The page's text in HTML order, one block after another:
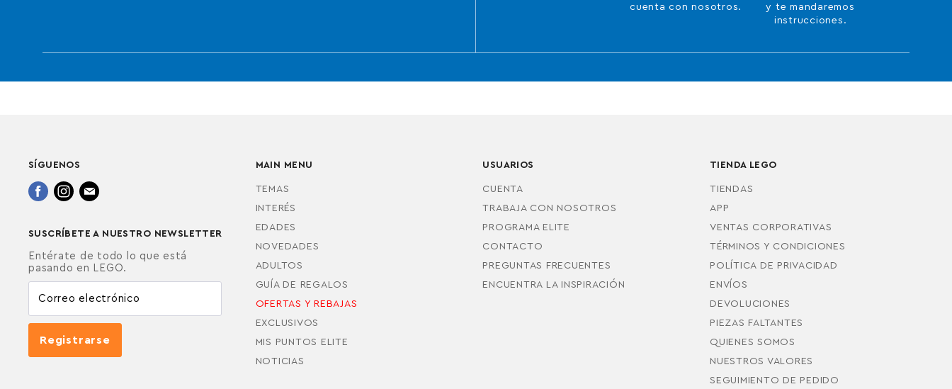
cuenta con nosotros.
y te mandaremos
instrucciones.
SÍGUENOS
Encuéntrenos
Encuéntrenos
Encuéntrenos
SUSCRÍBETE A NUESTRO NEWSLETTER
Entérate de todo lo que está
pasando en LEGO.
Correo electrónico
Registrarse
MAIN MENU
TEMAS
INTERÉS
EDADES
NOVEDADES
ADULTOS
GUÍA DE REGALOS
OFERTAS Y REBAJAS
EXCLUSIVOS
MIS PUNTOS ELITE
NOTICIAS
USUARIOS
CUENTA
TRABAJA CON NOSOTROS
PROGRAMA ELITE
CONTACTO
PREGUNTAS FRECUENTES
ENCUENTRA LA INSPIRACIÓN
TIENDA LEGO
TIENDAS
APP
VENTAS CORPORATIVAS
TÉRMINOS Y CONDICIONES
POLÍTICA DE PRIVACIDAD
ENVÍOS
DEVOLUCIONES
PIEZAS FALTANTES
QUIENES SOMOS
NUESTROS VALORES
SEGUIMIENTO DE PEDIDO